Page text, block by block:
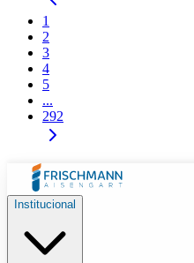
1
2
3
4
5
...
292
Institucional